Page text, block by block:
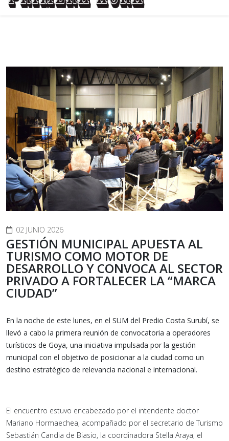
02 JUNIO 2026
GESTIÓN MUNICIPAL APUESTA AL
TURISMO COMO MOTOR DE
DESARROLLO Y CONVOCA AL SECTOR
PRIVADO A FORTALECER LA “MARCA
CIUDAD”
En la noche de este lunes, en el SUM del Predio Costa Surubí, se
llevó a cabo la primera reunión de convocatoria a operadores
turísticos de Goya, una iniciativa impulsada por la gestión
municipal con el objetivo de posicionar a la ciudad como un
destino estratégico de relevancia nacional e internacional.
El encuentro estuvo encabezado por el intendente doctor
Mariano Hormaechea, acompañado por el secretario de Turismo
Sebastián Candia de Biasio, la coordinadora Stella Araya, el